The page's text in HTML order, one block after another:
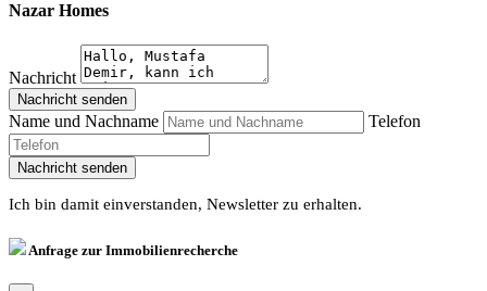
Nazar Homes
Nachricht
Nachricht senden
Name und Nachname Telefon
Nachricht senden
Ich bin damit einverstanden, Newsletter zu erhalten.
Anfrage zur Immobilienrecherche